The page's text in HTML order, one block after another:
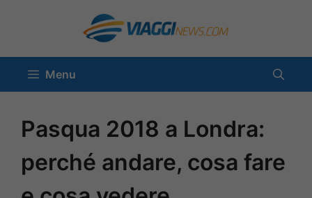
contenuto
Menu
Pasqua 2018 a Londra:
perché andare, cosa fare